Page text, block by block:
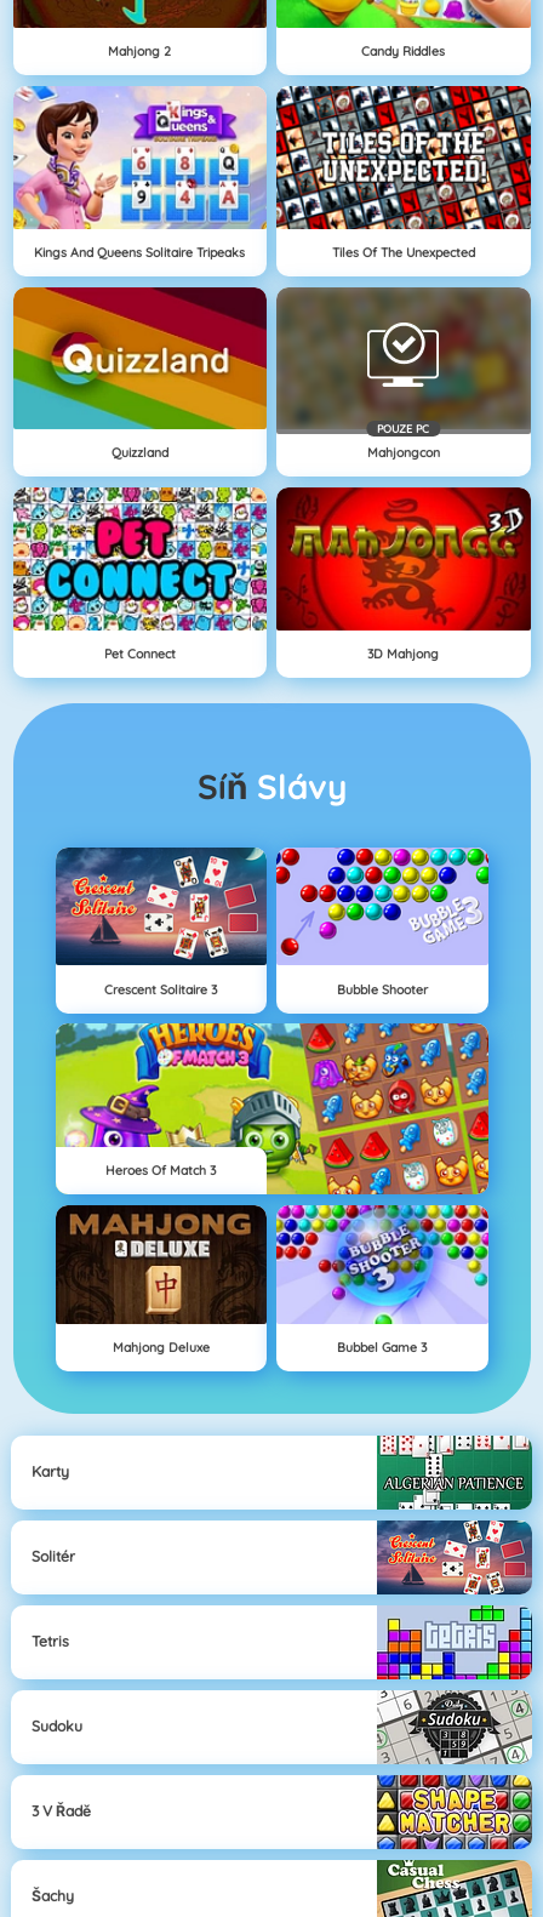
Mahjong 2 Candy Riddles
Kings And Queens Solitaire Tripeaks Tiles Of The Unexpected
Quizzland
POUZE PC
Mahjongcon
Pet Connect 3D Mahjong
Síň Slávy
Crescent Solitaire 3 Bubble Shooter
Heroes Of Match 3
Mahjong Deluxe Bubbel Game 3
Karty
Solitér
Tetris
Sudoku
3 V Řadě
Šachy